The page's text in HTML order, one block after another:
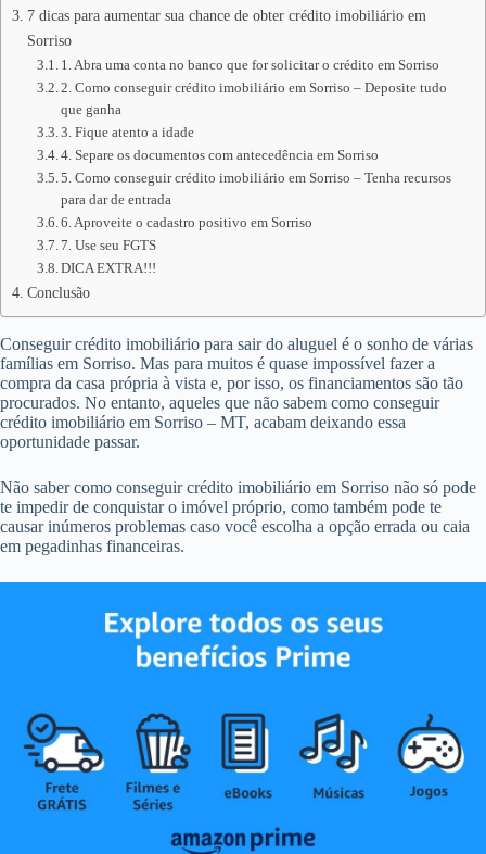
7 dicas para aumentar sua chance de obter crédito imobiliário em
Sorriso
1. Abra uma conta no banco que for solicitar o crédito em Sorriso
2. Como conseguir crédito imobiliário em Sorriso – Deposite tudo
que ganha
3. Fique atento a idade
4. Separe os documentos com antecedência em Sorriso
5. Como conseguir crédito imobiliário em Sorriso – Tenha recursos
para dar de entrada
6. Aproveite o cadastro positivo em Sorriso
7. Use seu FGTS
DICA EXTRA!!!
Conclusão
Conseguir crédito imobiliário para sair do aluguel é o sonho de várias
famílias em Sorriso. Mas para muitos é quase impossível fazer a
compra da casa própria à vista e, por isso, os financiamentos são tão
procurados. No entanto, aqueles que não sabem como conseguir
crédito imobiliário em Sorriso – MT, acabam deixando essa
oportunidade passar.
Não saber como conseguir crédito imobiliário em Sorriso não só pode
te impedir de conquistar o imóvel próprio, como também pode te
causar inúmeros problemas caso você escolha a opção errada ou caia
em pegadinhas financeiras.